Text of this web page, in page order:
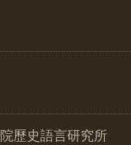
歷史語言研究所